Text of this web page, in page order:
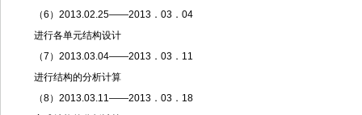
（6）2013.02.25——2013．03．04
进行各单元结构设计
（7）2013.03.04——2013．03．11
进行结构的分析计算
（8）2013.03.11——2013．03．18